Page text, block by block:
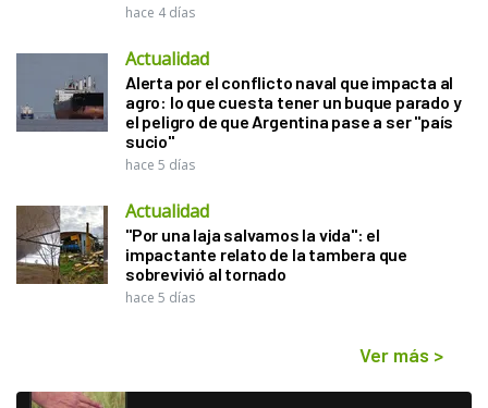
hace 4 días
Actualidad
Alerta por el conflicto naval que impacta al
agro: lo que cuesta tener un buque parado y
el peligro de que Argentina pase a ser "país
sucio"
hace 5 días
Actualidad
"Por una laja salvamos la vida": el
impactante relato de la tambera que
sobrevivió al tornado
hace 5 días
Ver más >